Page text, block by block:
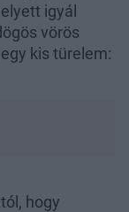
igyál
vörös
kis türelem:
hogy